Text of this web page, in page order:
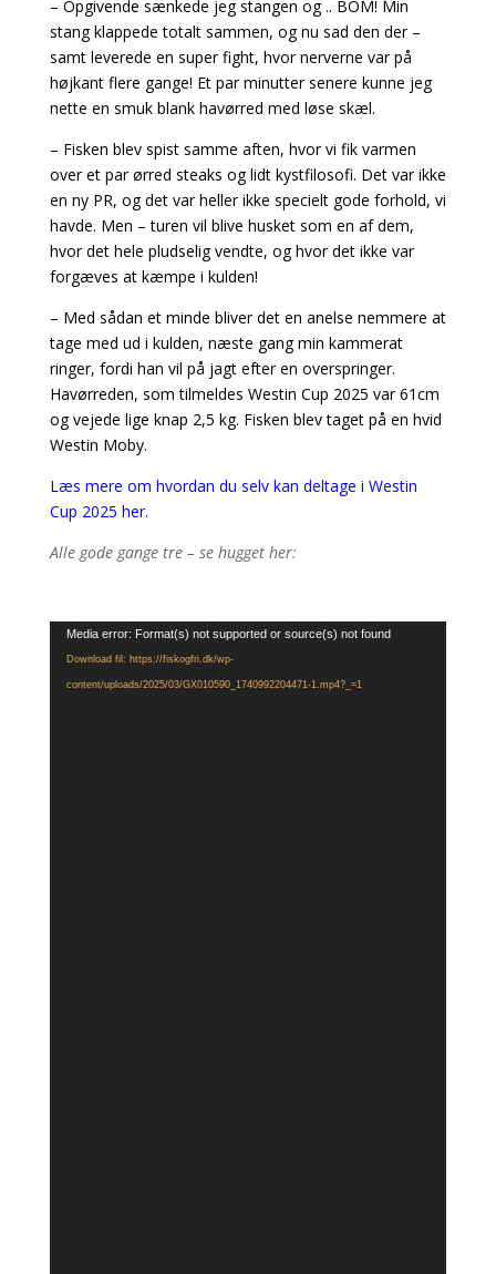
– Opgivende sænkede jeg stangen og .. BOM! Min
stang klappede totalt sammen, og nu sad den der –
samt leverede en super fight, hvor nerverne var på
højkant flere gange! Et par minutter senere kunne jeg
nette en smuk blank havørred med løse skæl.
– Fisken blev spist samme aften, hvor vi fik varmen
over et par ørred steaks og lidt kystfilosofi. Det var ikke
en ny PR, og det var heller ikke specielt gode forhold, vi
havde. Men – turen vil blive husket som en af dem,
hvor det hele pludselig vendte, og hvor det ikke var
forgæves at kæmpe i kulden!
– Med sådan et minde bliver det en anelse nemmere at
tage med ud i kulden, næste gang min kammerat
ringer, fordi han vil på jagt efter en overspringer.
Havørreden, som tilmeldes Westin Cup 2025 var 61cm
og vejede lige knap 2,5 kg. Fisken blev taget på en hvid
Westin Moby.
Læs mere om hvordan du selv kan deltage i Westin
Cup 2025 her.
Alle gode gange tre – se hugget her:
Videoafspiller
Media error: Format(s) not supported or source(s) not found
Download fil: https://fiskogfri.dk/wp-
content/uploads/2025/03/GX010590_1740992204471-1.mp4?_=1